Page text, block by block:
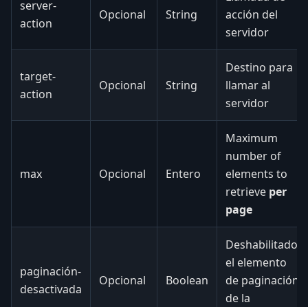
server-
action
Opcional String
acción del
servidor
target-
action
Opcional String
Destino para
llamar al
servidor
max Opcional Entero
Maximum
number of
elements to
retrieve per
page
paginación-
desactivada
Opcional Boolean
Deshabilitado
el elemento
de paginación
de la